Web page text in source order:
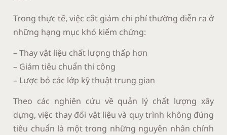
Trong thực tế, việc cắt giảm chi phí thường diễn ra ở
những hạng mục khó kiểm chứng:
– Thay vật liệu chất lượng thấp hơn
– Giảm tiêu chuẩn thi công
– Lược bỏ các lớp kỹ thuật trung gian
Theo các nghiên cứu về quản lý chất lượng xây
dựng, việc thay đổi vật liệu và quy trình không đúng
tiêu chuẩn là một trong những nguyên nhân chính